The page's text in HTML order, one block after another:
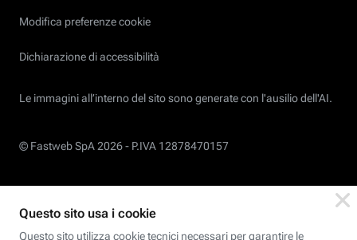
Modifica preferenze cookie
Dichiarazione di accessibilità
Le immagini all’interno del sito sono generate con l'ausilio dell'AI.
© Fastweb SpA 2026 - P.IVA 12878470157